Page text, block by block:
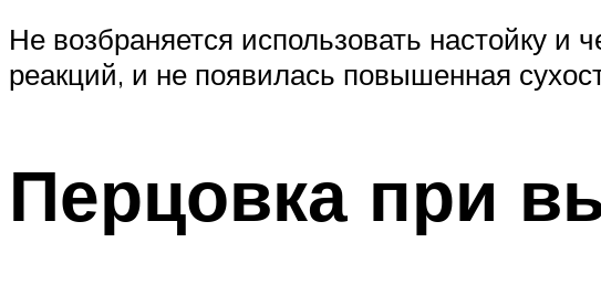
Не возбраняется использовать настойку
реакций, и не появилась повышенная
Перцовка при